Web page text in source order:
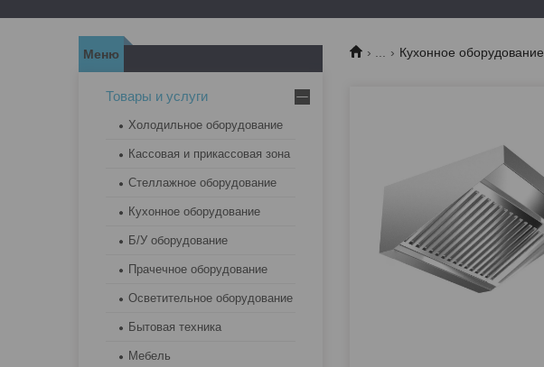
... Кухонное оборудование
Товары и услуги
Холодильное оборудование
Кассовая и прикассовая зона
Стеллажное оборудование
Кухонное оборудование
Б/У оборудование
Прачечное оборудование
Осветительное оборудование
Бытовая техника
Мебель